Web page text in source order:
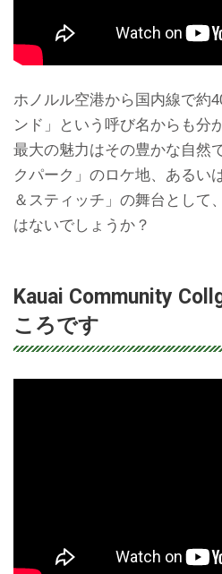
ホノルル空港から国内線で約
ンド」という呼び名からも分
最大の魅力はその豊かな自然
クパーク」のロケ地、あるい
＆スティッチ」の舞台として
はないでしょうか？
Kauai Community
ころです